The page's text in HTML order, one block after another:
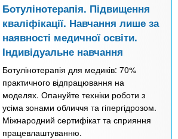
Ботулінотерапія. Підвищення
кваліфікації. Навчання лише за
наявності медичної освіти.
Індивідуальне навчання
Ботулінотерапія для медиків: 70%
практичного відпрацювання на
моделях. Опануйте техніки роботи з
усіма зонами обличчя та гіпергідрозом.
Міжнародний сертифікат та сприяння
працевлаштуванню.